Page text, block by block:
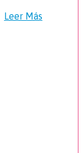
Leer Más